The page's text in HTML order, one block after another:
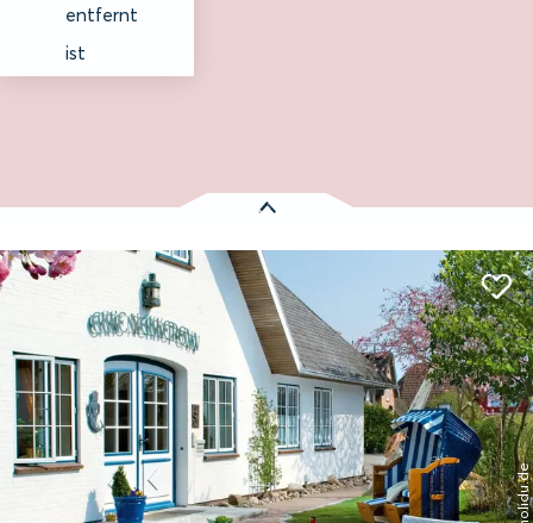
entfernt
ist
Es wurden1 Treffer gefunden:
Hotel Ekke Nekkepenn
Entfernung anzeigen
© holidu.de